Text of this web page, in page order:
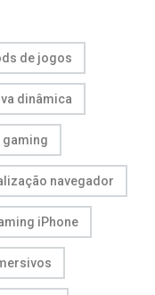
de jogos
dinâmica
gaming
navegador
iPhone